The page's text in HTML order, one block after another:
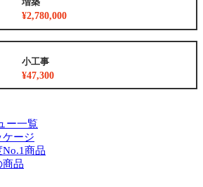
¥2,780,000
小工事
¥47,300
ー一覧
ケージ
商品
商品